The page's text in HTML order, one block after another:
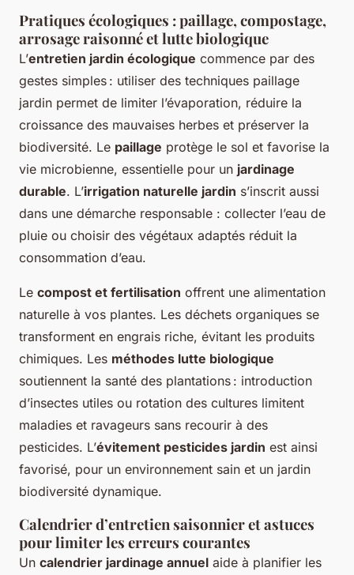
Pratiques écologiques : paillage, compostage,
arrosage raisonné et lutte biologique
L’entretien jardin écologique commence par des
gestes simples : utiliser des techniques paillage
jardin permet de limiter l’évaporation, réduire la
croissance des mauvaises herbes et préserver la
biodiversité. Le paillage protège le sol et favorise la
vie microbienne, essentielle pour un jardinage
durable. L’irrigation naturelle jardin s’inscrit aussi
dans une démarche responsable : collecter l’eau de
pluie ou choisir des végétaux adaptés réduit la
consommation d’eau.
Le compost et fertilisation offrent une alimentation
naturelle à vos plantes. Les déchets organiques se
transforment en engrais riche, évitant les produits
chimiques. Les méthodes lutte biologique
soutiennent la santé des plantations : introduction
d’insectes utiles ou rotation des cultures limitent
maladies et ravageurs sans recourir à des
pesticides. L’évitement pesticides jardin est ainsi
favorisé, pour un environnement sain et un jardin
biodiversité dynamique.
Calendrier d’entretien saisonnier et astuces
pour limiter les erreurs courantes
Un calendrier jardinage annuel aide à planifier les